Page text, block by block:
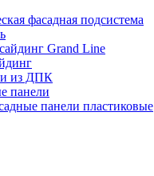
фасадная подсистема
Grand Line
из ДПК
панели
панели пластиковые